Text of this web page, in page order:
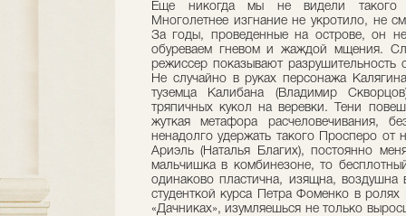
Еще никогда мы не видели такого
Многолетнее изгнание не укротило, не
За годы, проведенные на острове, он
обуреваем гневом и жаждой мщения.
режиссер показывают разрушительность
Не случайно в руках персонажа
туземца Калибана (Владимир
тряпичных кукол на веревки. Тени
жуткая метафора расчеловечивания,
ненадолго удержать такого Просперо
Ариэль (Наталья Благих), постоянно
мальчишка в комбинезоне, то
одинаково пластична, изящна,
студенткой курса Петра Фоменко в
«Дачниках», изумляешься не только